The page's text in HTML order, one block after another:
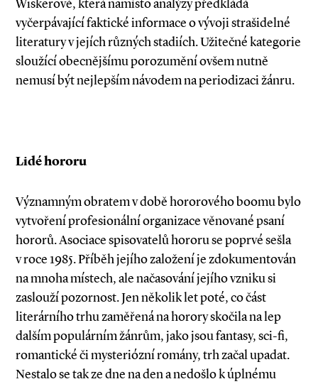
Wiskerové, která namísto analýzy předkládá
vyčerpávající faktické informace o vývoji strašidelné
literatury v jejích různých sta­­diích. Užitečné kategorie
sloužící obecnějšímu porozumění ovšem nutně
nemusí být nejlepším návodem na periodizaci žánru.
Lidé hororu
Významným obratem v době hororového boomu bylo
vytvoření profesionální organizace věnované psaní
hororů. Asociace spisovatelů hororu se poprvé sešla
v roce 1985. Příběh jejího založení je zdokumentován
na mnoha místech, ale načasování jejího vzniku si
zaslouží pozornost. Jen několik let poté, co část
literárního trhu zaměřená na horory skočila na lep
dalším populárním žánrům, jako jsou fantasy, sci­-fi,
romantické či mysteriózní romány, trh začal upadat.
Nestalo se tak ze dne na den a nedošlo k úplnému